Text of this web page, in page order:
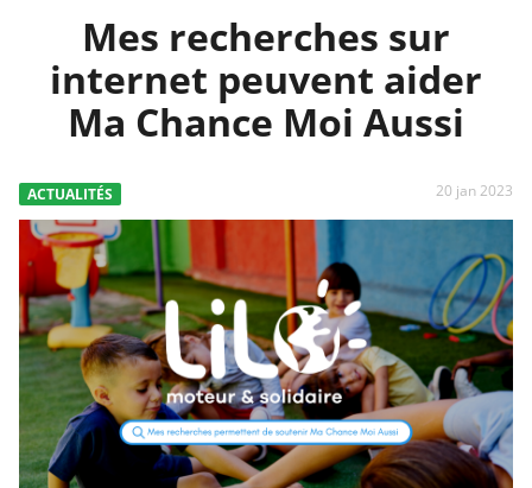
Mes recherches sur
internet peuvent aider
Ma Chance Moi Aussi
ACTUALITÉS 20 jan 2023